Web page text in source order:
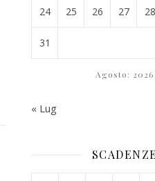
Agosto: 2026
24 25 26 27 28
31
« Lug
SCADENZE